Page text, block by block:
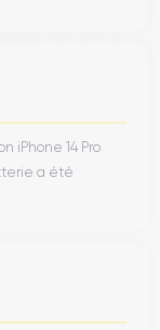
iPhone 14 Pro
a été